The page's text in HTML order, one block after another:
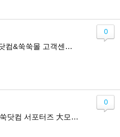
[공지]1월 3일 쑥쑥닷컴&쑥쑥몰 고객센터 운영 안내
0
[공지][마감] ☆★쑥쑥닷컴 서포터즈 大모집☆★ (~9/19)
0